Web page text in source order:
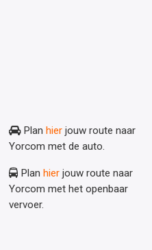
Plan hier jouw route naar
Yorcom met de auto.
Plan hier jouw route naar
Yorcom met het openbaar
vervoer.